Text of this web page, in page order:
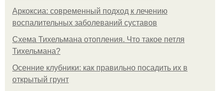
Аркоксиа: современный подход к лечению
воспалительных заболеваний суставов
Схема Тихельмана отопления. Что такое петля
Тихельмана?
Осенние клубники: как правильно посадить их в
открытый грунт